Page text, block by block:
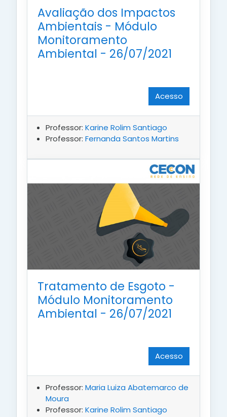
Avaliação dos Impactos
Ambientais - Módulo
Monitoramento
Ambiental - 26/07/2021
Acesso
Professor: Karine Rolim Santiago
Professor: Fernanda Santos Martins
Tratamento de Esgoto -
Módulo Monitoramento
Ambiental - 26/07/2021
Acesso
Professor: Maria Luiza Abatemarco de
Moura
Professor: Karine Rolim Santiago